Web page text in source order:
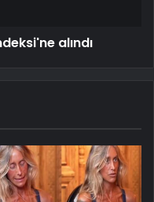
alındı